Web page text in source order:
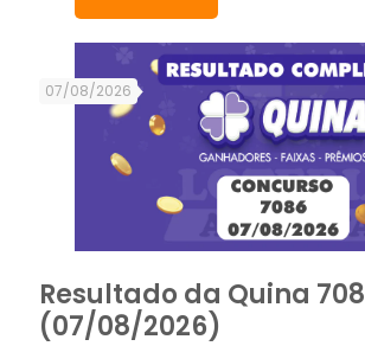
07/08/2026
Resultado da Quina
(07/08/2026)